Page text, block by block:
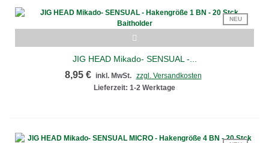
NEU
JIG HEAD Mikado- SENSUAL -...
8,95 € inkl. MwSt. zzgl. Versandkosten
Lieferzeit: 1-2 Werktage